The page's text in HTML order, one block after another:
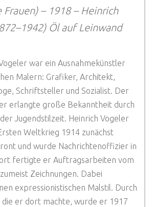
Frauen) – 1918 – Heinrich
Öl auf Leinwand
war ein Ausnahmekünstler
Malern: Grafiker, Architekt,
Schriftsteller und Sozialist. Der
erlangte große Bekanntheit durch
Jugendstilzeit. Heinrich Vogeler
Weltkrieg 1914 zunächst
und wurde Nachrichtenoffizier in
fertigte er Auftragsarbeiten vom
Zeichnungen. Dabei
expressionistischen Malstil. Durch
er dort machte, wurde er 1917